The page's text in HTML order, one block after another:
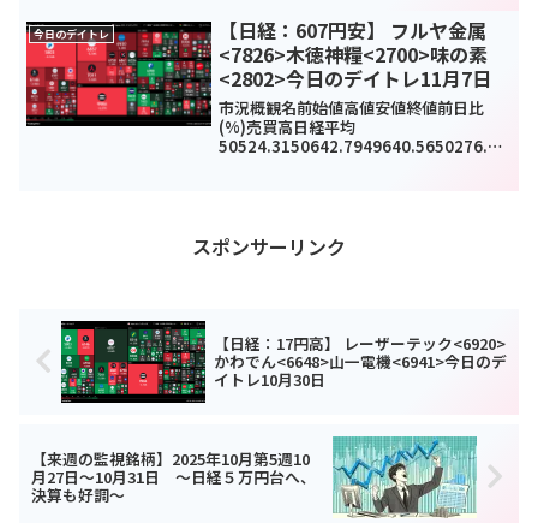
今日のデイトレ
【日経：607円安】 フルヤ金属
<7826>木徳神糧<2700>味の素
<2802>今日のデイトレ11月7日
市況概観名前始値高値安値終値前日比
(%)売買高日経平均
50524.3150642.7949640.5650276.37
スポンサーリンク
【日経：17円高】 レーザーテック<6920>
かわでん<6648>山一電機<6941>今日のデ
イトレ10月30日
【来週の監視銘柄】2025年10月第5週10
月27日～10月31日 ～日経５万円台へ、
決算も好調～